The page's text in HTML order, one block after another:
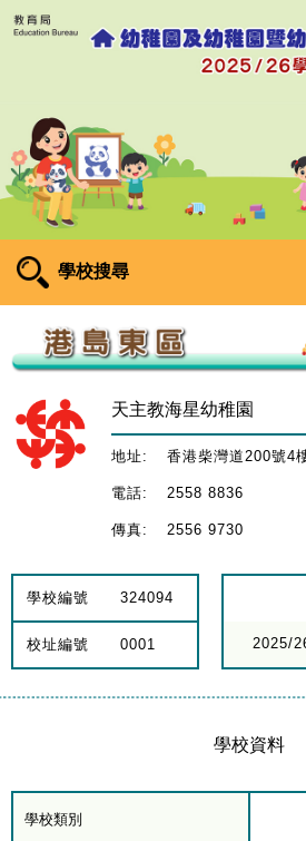
學校搜尋
天主教海星幼稚園
地址: 香港柴灣道200號4
電話: 2558 8836
傳真: 2556 9730
學校編號 324094
校址編號 0001 2025/
學校資料
學校類別